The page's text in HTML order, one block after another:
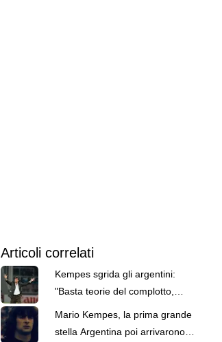
Articoli correlati
Kempes sgrida gli argentini:
"Basta teorie del complotto,
Mario Kempes, la prima grande
stella Argentina poi arrivarono